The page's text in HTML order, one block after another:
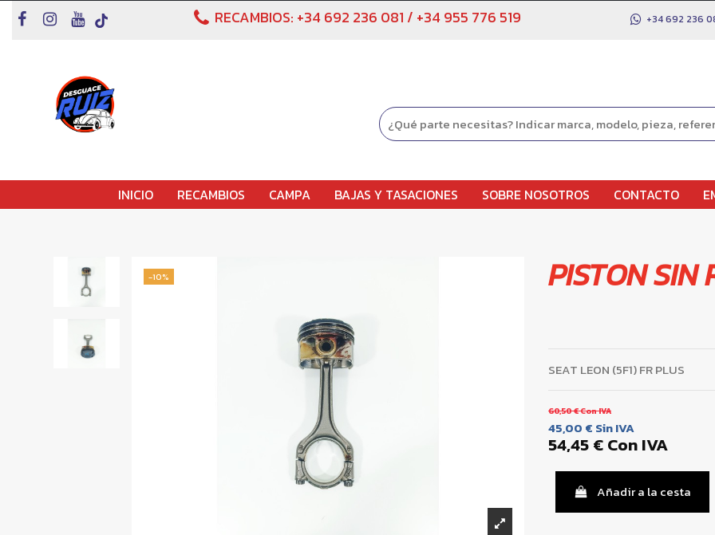
RECAMBIOS: +34 692 236 081 / +34 955 776 519 +34 692 236
INICIO RECAMBIOS CAMPA BAJAS Y TASACIONES SOBRE NOSOTROS CONTACTO
-10% PISTON SIN
SEAT LEON (5F1) FR PLUS
60,50 €Con IVA
45,00 € Sin IVA
54,45 €Con IVA
Añadir a la cesta